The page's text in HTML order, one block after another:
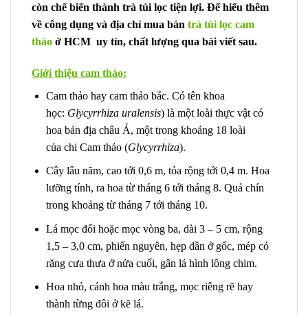
còn chế biến thành trà túi lọc tiện lợi. Để hiểu thêm
về công dụng và địa chỉ mua bán trà túi lọc cam
thảo ở HCM uy tín, chất lượng qua bài viết sau.
Giới thiệu cam thảo:
Cam thảo hay cam thảo bắc. Có tên khoa
học: Glycyrrhiza uralensis) là một loài thực vật có
hoa bản địa châu Á, một trong khoảng 18 loài
của chi Cam thảo (Glycyrrhiza).
Cây lâu năm, cao tới 0,6 m, tỏa rộng tới 0,4 m. Hoa
lưỡng tính, ra hoa từ tháng 6 tới tháng 8. Quả chín
trong khoảng từ tháng 7 tới tháng 10.
Lá mọc đối hoặc mọc vòng ba, dài 3 – 5 cm, rộng
1,5 – 3,0 cm, phiến nguyên, hẹp dần ở gốc, mép có
răng cưa thưa ở nửa cuối, gân lá hình lông chim.
Hoa nhỏ, cánh hoa màu trắng, mọc riêng rẽ hay
thành từng đôi ở kẽ lá.